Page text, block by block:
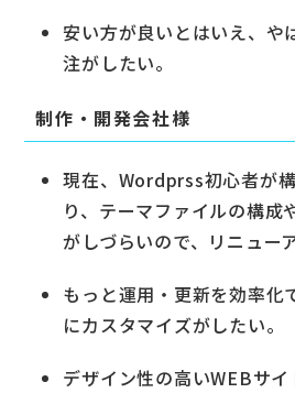
安い方が良いとはいえ、や
注がしたい。
制作・開発会社様
現在、Wordprss初心者が
り、テーマファイルの構成
がしづらいので、リニュー
もっと運用・更新を効率化
にカスタマイズがしたい。
デザイン性の高いWEBサ